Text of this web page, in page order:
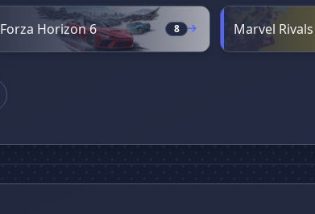
Forza Horizon 6 8 Marvel Rivals